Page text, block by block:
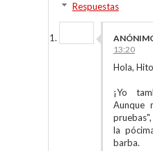
Respuestas
13:20
Hola,
¡Yo
Aunque
la
barba.